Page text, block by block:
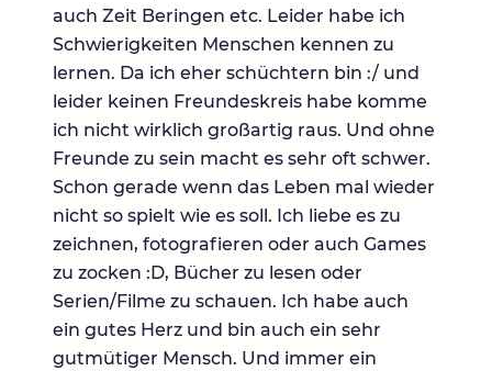
auch Zeit Beringen etc. Leider habe ich
Schwierigkeiten Menschen kennen zu
lernen. Da ich eher schüchtern bin :/ und
leider keinen Freundeskreis habe komme
ich nicht wirklich großartig raus. Und ohne
Freunde zu sein macht es sehr oft schwer.
Schon gerade wenn das Leben mal wieder
nicht so spielt wie es soll. Ich liebe es zu
zeichnen, fotografieren oder auch Games
zu zocken :D, Bücher zu lesen oder
Serien/Filme zu schauen. Ich habe auch
ein gutes Herz und bin auch ein sehr
gutmütiger Mensch. Und immer ein